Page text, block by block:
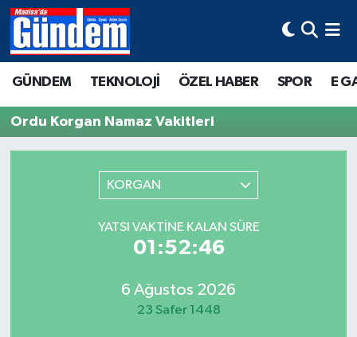
GÜNDEM TEKNOLOJİ ÖZEL HABER SPOR E
Ordu Korgan Namaz Vakitleri
KORGAN
YATSI VAKTINE KALAN SÜRE
01:52:46
6 Ağustos 2026
23 Safer 1448
Manisa Hava Durumu
Süper Lig Puan Durumu ve Fikstür
Tüm Manşetler
Son Dakika Haberleri